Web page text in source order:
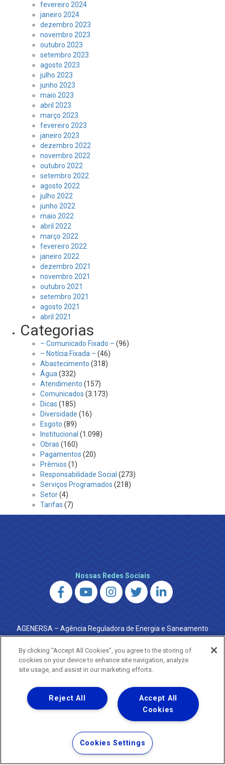
fevereiro 2024
janeiro 2024
dezembro 2023
novembro 2023
outubro 2023
setembro 2023
agosto 2023
julho 2023
junho 2023
maio 2023
abril 2023
março 2023
fevereiro 2023
janeiro 2023
dezembro 2022
novembro 2022
outubro 2022
setembro 2022
agosto 2022
julho 2022
junho 2022
maio 2022
abril 2022
março 2022
fevereiro 2022
janeiro 2022
dezembro 2021
novembro 2021
outubro 2021
setembro 2021
agosto 2021
abril 2021
Categorias
– Comunicado Fixado – (96)
– Notícia Fixada – (46)
Abastecimento (318)
Água (332)
Atendimento (157)
Comunicados (3.173)
Dicas (185)
Diversidade (16)
Esgoto (89)
Institucional (1.098)
Obras (160)
Pagamentos (20)
Prêmios (1)
Responsabilidade Social (273)
Serviços Programados (218)
Setor(4)
Tarifas (7)
Nossas Redes Sociais
AGENERSA – Agência Reguladora de Energia e Saneamento
do Estado do Rio de Janeiro
0800 024 9040 · (21) 2332-6457 (WhatsApp) ·
ouvidoria@agenersa.rj.gov.br/ouvidoria.agenersa@gmail.com
·http://www.agenersa.rj.gov.br
Uma empresa
Copyright ® 2026 - Todos os Direitos Reservados.
Termos Gerais de Uso de Sites e Aplicativos
Política de Privacidade e Proteção de Dados
By clicking “Accept All Cookies”, you agree to the storing of
cookies on your device to enhance site navigation, analyze
site usage, and assist in our marketing efforts.
Accept All
Cookies
Reject All
Cookies Settings